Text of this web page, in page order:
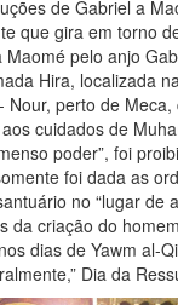
de Gabriel a
que gira em torno
pelo anjo
Hira, localizada
Nour, perto de
cuidados de
poder”, foi
foi dada as
no “lugar de
da criação do
dias de Yawm al-
Dia da